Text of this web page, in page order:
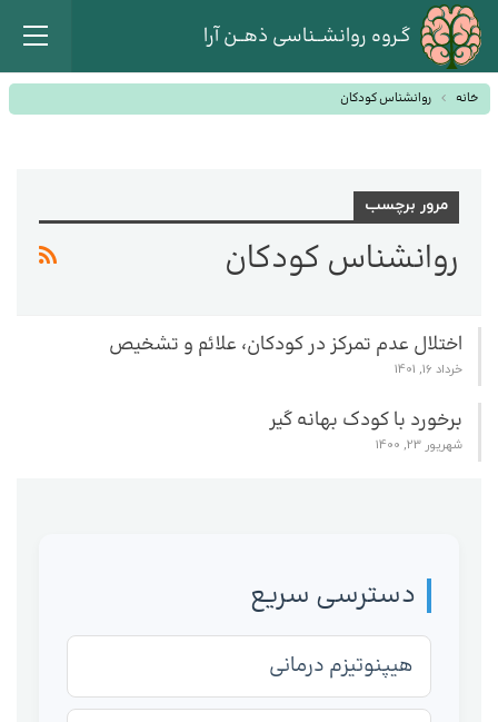
گـروه روانشــناسی ذهــن آرا
خانه روانشناس کودکان
مرور برچسب
روانشناس کودکان
اختلال عدم تمرکز در کودکان، علائم و تشخیص
خرداد 16, 1401
برخورد با کودک بهانه گیر
شهریور 23, 1400
دسترسی سریع
هیپنوتیزم درمانی